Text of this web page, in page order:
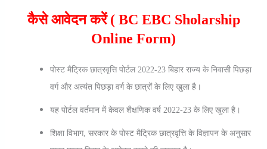
कैसे आवेदन करें ( BC EBC Sholarship
Online Form)
पोस्ट मैट्रिक छात्रवृत्ति पोर्टल 2022-23 बिहार राज्य के निवासी पिछड़ा
वर्ग और अत्यंत पिछड़ा वर्ग के छात्रों के लिए खुला है।
यह पोर्टल वर्तमान में केवल शैक्षणिक वर्ष 2022-23 के लिए खुला है।
शिक्षा विभाग, सरकार के पोस्ट मैट्रिक छात्रवृत्ति के विज्ञापन के अनुसार